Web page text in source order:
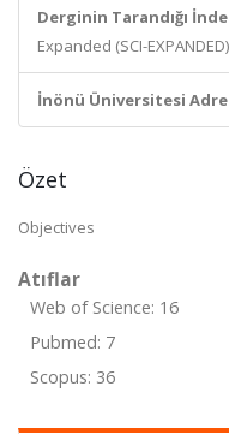
Derginin Tarandığı
Expanded (SCI-
İnönü Üniversitesi
Özet
Objectives
Atıflar
Web of Science: 16
Pubmed: 7
Scopus: 36